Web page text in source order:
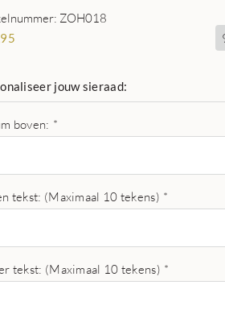
ZOH018
jouw sieraad:
boven: *
tekst: (Maximaal 10 tekens) *
tekst: (Maximaal 10 tekens) *